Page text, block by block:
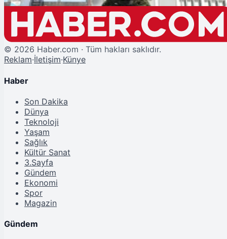
© 2026 Haber.com · Tüm hakları saklıdır.
Reklam·İletişim·Künye
Haber
Son Dakika
Dünya
Teknoloji
Yaşam
Sağlık
Kültür Sanat
3.Sayfa
Gündem
Ekonomi
Spor
Magazin
Gündem